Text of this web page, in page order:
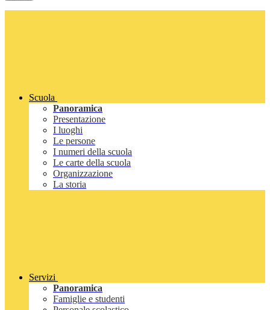
Scuola
Panoramica
Presentazione
I luoghi
Le persone
I numeri della scuola
Le carte della scuola
Organizzazione
La storia
Servizi
Panoramica
Famiglie e studenti